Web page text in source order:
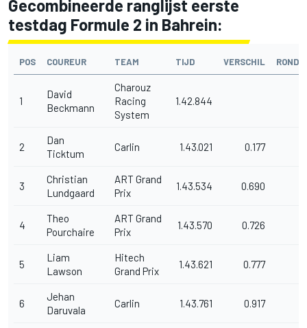
Gecombineerde ranglijst eerste
testdag Formule 2 in Bahrein:
POS COUREUR TEAM TIJD VERSCHIL
1
David
Beckmann
Charouz
Racing
System
1.42.844
2
Dan
Ticktum
Carlin 1.43.021 0.177
3
Christian
Lundgaard
ART Grand
Prix
1.43.534 0.690
4
Theo
Pourchaire
ART Grand
Prix
1.43.570 0.726
5
Liam
Lawson
Hitech
Grand Prix
1.43.621 0.777
6
Jehan
Daruvala
Carlin 1.43.761 0.917